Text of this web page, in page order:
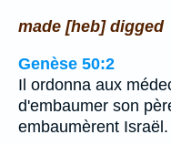
made [heb] digged
Genèse 50:2
Il ordonna aux
d'embaumer son
embaumèrent Israël.